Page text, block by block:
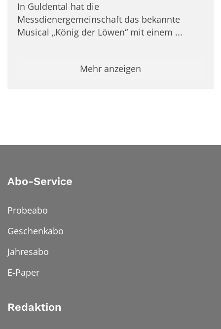
In Guldental hat die
Messdienergemeinschaft das bekannte
Musical „König der Löwen“ mit einem ...
Mehr anzeigen
Abo-Service
Probeabo
Geschenkabo
Jahresabo
E-Paper
Redaktion